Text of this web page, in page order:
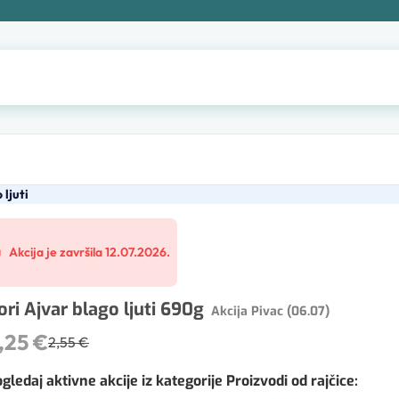
ljuti
Akcija je završila 12.07.2026.
Ajvar blago ljuti 690g Akcija Pivac (06.07)
€2,55 €
aktivne akcije iz kategorije Proizvodi od rajčice: